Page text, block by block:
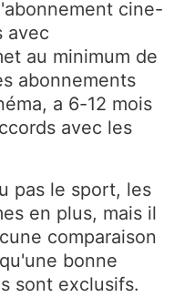
cine-
avec
au minimum de
abonnements
a 6-12 mois
avec les
pas le sport, les
en plus, mais il
comparaison
bonne
sont exclusifs.